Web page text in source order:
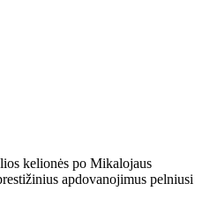
kelionės po Mikalojaus
apdovanojimus pelniusi